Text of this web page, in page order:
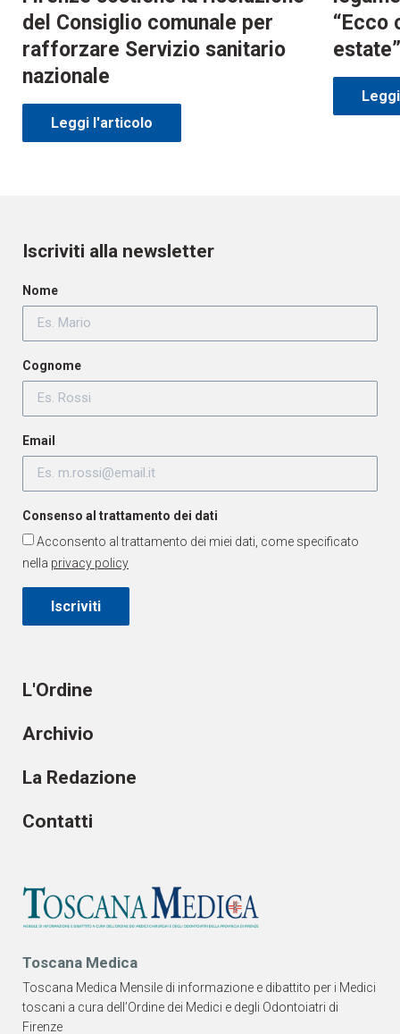
del Consiglio comunale per
rafforzare Servizio sanitario
nazionale
Leggi l'articolo
“Ecco
estate”
Toscana Medica
Toscana Medica Mensile di informazione e dibattito per i Medici
toscani a cura dell’Ordine dei Medici e degli Odontoiatri di
Firenze
L'Ordine
Archivio
La Redazione
Contatti
Iscriviti alla newsletter
Nome
Cognome
Email
Consenso al trattamento dei dati
Acconsento al trattamento dei miei dati, come specificato
nella privacy policy
Iscriviti